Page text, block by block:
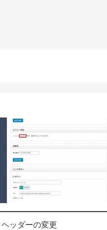
ヘッダーの変更